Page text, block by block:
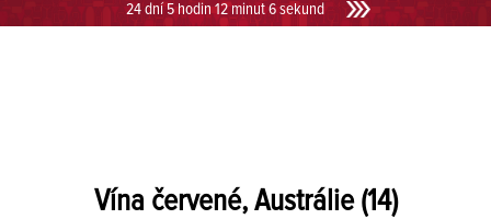
24 dní 5 hodin 12 minut 6 sekund
Vína červené, Austrálie(14)